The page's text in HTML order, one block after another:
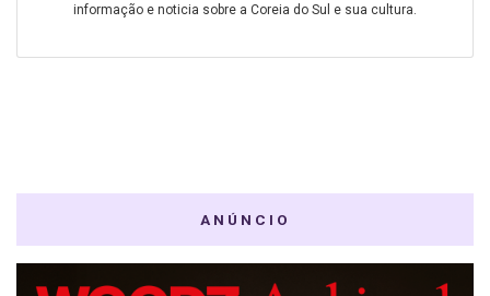
informação e noticia sobre a Coreia do Sul e sua cultura.
ANÚNCIO